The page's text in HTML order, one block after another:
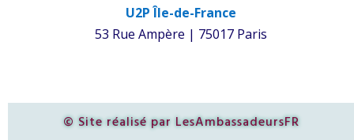
U2P Île-de-France
53 Rue Ampère | 75017 Paris
© Site réalisé parLesAmbassadeursFR